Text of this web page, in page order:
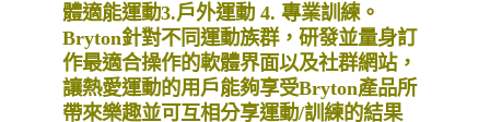
體適能運動3.戶外運動 4. 專業訓練。
Bryton針對不同運動族群，研發並量身訂
作最適合操作的軟體界面以及社群網站，
讓熱愛運動的用戶能夠享受Bryton產品所
帶來樂趣並可互相分享運動/訓練的結果